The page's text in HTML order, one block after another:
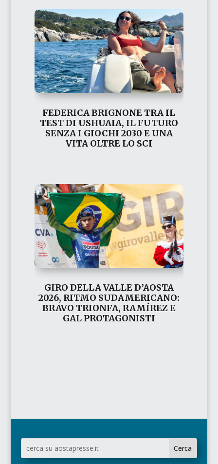
FEDERICA BRIGNONE TRA IL
TEST DI USHUAIA, IL FUTURO
SENZA I GIOCHI 2030 E UNA
VITA OLTRE LO SCI
GIRO DELLA VALLE D’AOSTA
2026, RITMO SUDAMERICANO:
BRAVO TRIONFA, RAMÍREZ E
GAL PROTAGONISTI